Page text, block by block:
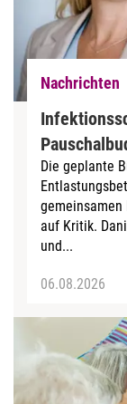
Nachrichten
Die geplante
auf Kritik.
und...
06.08.2026